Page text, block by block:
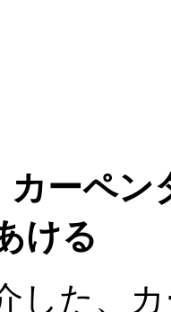
ーペン
ける
した、